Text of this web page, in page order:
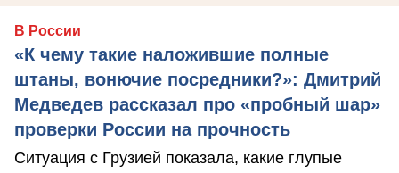
В России
«К чему такие наложившие полные
штаны, вонючие посредники?»: Дмитрий
Медведев рассказал про «пробный шар»
проверки России на прочность
Ситуация с Грузией показала, какие глупые